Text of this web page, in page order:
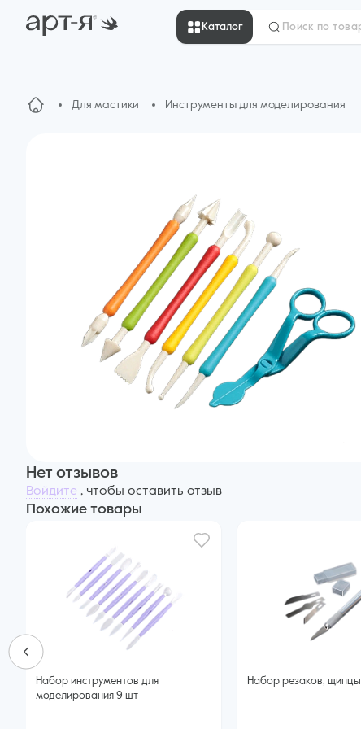
Каталог
Для мастики Инструменты для моделирования
Нет отзывов
Войдите , чтобы оставить отзыв
Похожие товары
Набор инструментов для
моделирования 9 шт
Набор резаков, щипцы